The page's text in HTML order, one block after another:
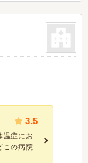
3.5
温症にお
この病院